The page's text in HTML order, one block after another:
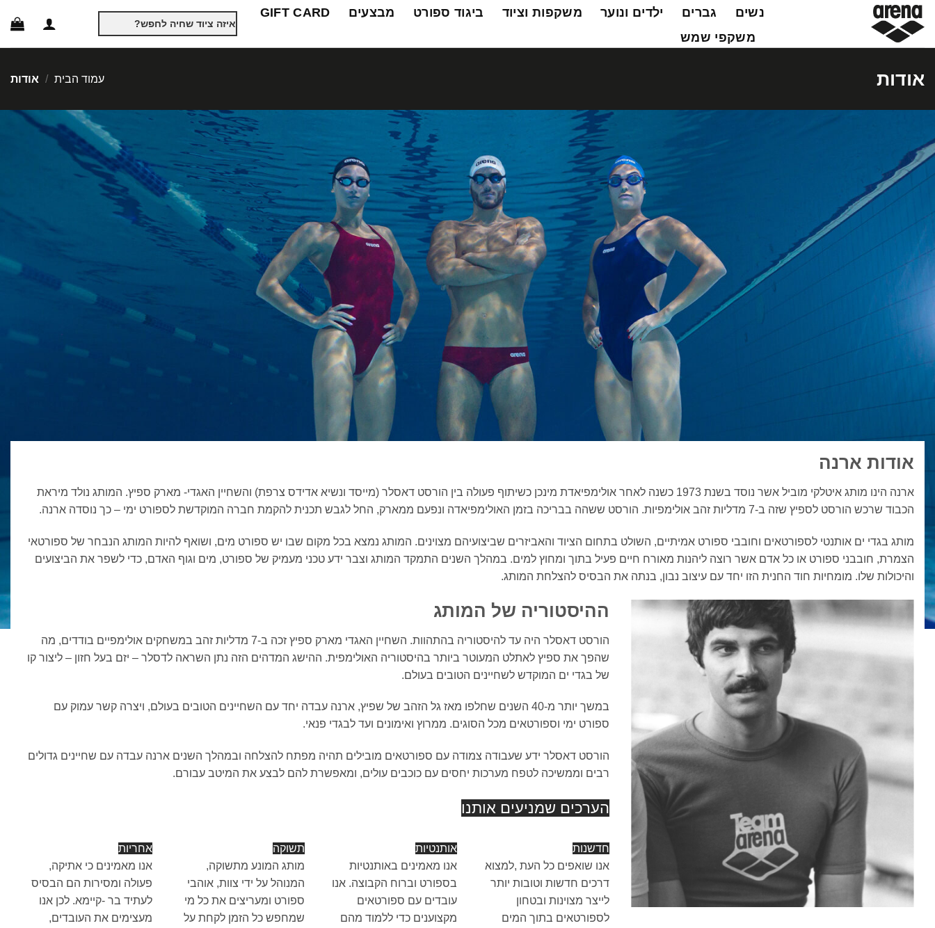
Skip
content
נשים גברים ילדים ונוער משקפות וציוד ביגוד ספורט מבצעים
GIFT CARD
משקפי שמש
עבור:
אודות עמוד הבית / אודות
אודות ארנה
ארנה הינו מותג איטלקי מוביל אשר נוסד בשנת 1973 כשנה לאחר אולימפיאדת מינכן כשיתוף פעולה בין הורסט דאסלר (מייסד ונשיא אדידס צרפת) והשחיין האגדי- מארק ספיץ. המותג נולד מיראת
הכבוד שרכש הורסט לספיץ שזה ב-7 מדליות זהב אולימפיות. הורסט ששהה בבריכה בזמן האולימפיאדה ונפעם ממארק, החל לגבש תכנית להקמת חברה המוקדשת לספורט ימי – כך נוסדה ארנה.
מותג בגדי ים אותנטי לספורטאים וחובבי ספורט אמיתיים, השולט בתחום הציוד והאביזרים שביצועיהם מצוינים. המותג נמצא בכל מקום שבו יש ספורט מים, ושואף להיות המותג הנבחר של ספורטאי
הצמרת, חובבני ספורט או כל אדם אשר רוצה ליהנות מאורח חיים פעיל בתוך ומחוץ למים. במהלך השנים התמקד המותג וצבר ידע טכני מעמיק של ספורט, מים וגוף האדם, כדי לשפר את הביצועים
והיכולות שלו. מומחיות חוד החנית הזו יחד עם עיצוב נבון, בנתה את הבסיס להצלחת המותג.
ההיסטוריה של המותג
הורסט דאסלר היה עד להיסטוריה בהתהוות. השחיין האגדי מארק ספיץ זכה ב-7 מדליות זהב במשחקים אולימפיים בודדים, מה
שהפך את ספיץ לאתלט המעוטר ביותר בהיסטוריה האולימפית. ההישג המדהים הזה נתן השראה לדסלר – יזם בעל חזון – ליצור קו
של בגדי ים המוקדש לשחיינים הטובים בעולם.
במשך יותר מ-40 השנים שחלפו מאז גל הזהב של שפיץ, ארנה עבדה יחד עם השחיינים הטובים בעולם, ויצרה קשר עמוק עם
ספורט ימי וספורטאים מכל הסוגים. ממרוץ ואימונים ועד לבגדי פנאי.
הורסט דאסלר ידע שעבודה צמודה עם ספורטאים מובילים תהיה מפתח להצלחה ובמהלך השנים ארנה עבדה עם שחיינים גדולים
רבים וממשיכה לטפח מערכות יחסים עם כוכבים עולים, ומאפשרת להם לבצע את המיטב עבורם.
הערכים שמניעים אותנו
חדשנות
אנו שואפים כל העת ,למצוא
דרכים חדשות וטובות יותר
לייצר מצוינות ובטחון
לספורטאים בתוך המים
אותנטיות
אנו מאמינים באותנטיות
בספורט וברוח הקבוצה. אנו
עובדים עם ספורטאים
מקצוענים כדי ללמוד מהם
תשוקה
מותג המונע מתשוקה,
המנוהל על ידי צוות, אוהבי
ספורט ומעריצים את כל מי
שמחפש כל הזמן לקחת על
אחריות
אנו מאמינים כי אתיקה,
פעולה ומסירות הם הבסיס
לעתיד בר -קיימא. לכן אנו
מעצימים את העובדים,